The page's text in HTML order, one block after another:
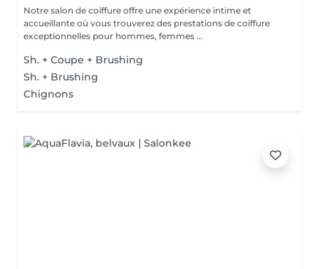
Notre salon de coiffure offre une expérience intime et
accueillante où vous trouverez des prestations de coiffure
exceptionnelles pour hommes, femmes ...
Sh. + Coupe + Brushing
Sh. + Brushing
Chignons